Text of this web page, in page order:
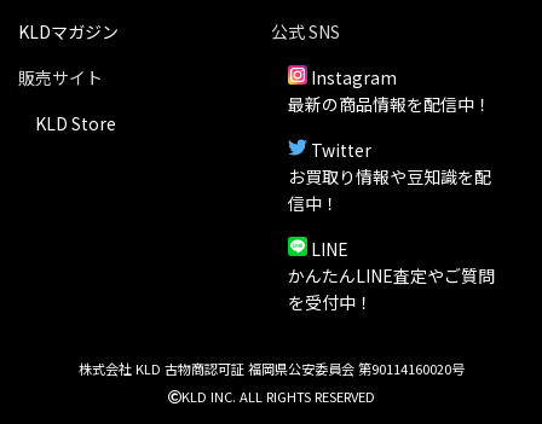
KLDマガジン
販売サイト
KLD Store
公式 SNS
Instagram
最新の商品情報を配信中！
Twitter
お買取り情報や豆知識を配
信中！
LINE
かんたんLINE査定やご質問
を受付中！
株式会社 KLD 古物商認可証 福岡県公安委員会 第90114160020号
KLD INC. ALL RIGHTS RESERVED